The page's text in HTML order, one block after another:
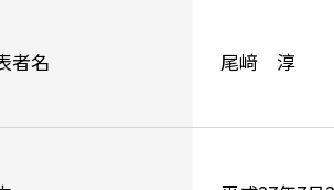
者名 尾﨑 淳